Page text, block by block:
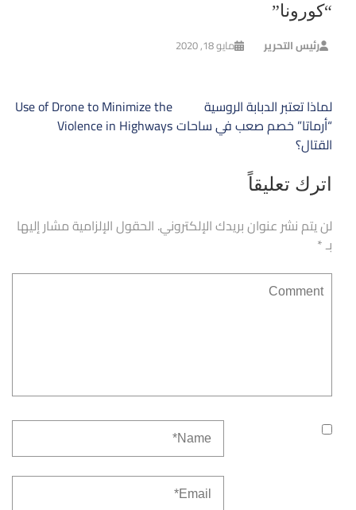
“كورونا”
رئيس التحرير مايو 18, 2020
تصفّح
المقالات
Use of Drone to Minimize the
Violence in Highways
لماذا تعتبر الدبابة الروسية
“أرماتا” خصم صعب في ساحات
القتال؟
اترك تعليقاً
لن يتم نشر عنوان بريدك الإلكتروني. الحقول الإلزامية مشار إليها
بـ*